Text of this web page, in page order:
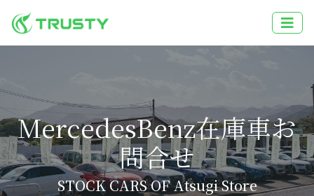
MercedesBenz在庫車お
問合せ
STOCK CARS OF Atsugi Store